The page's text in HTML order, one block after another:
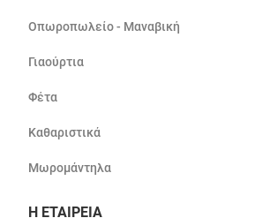
Οπωροπωλείο - Μαναβική
Γιαούρτια
Φέτα
Καθαριστικά
Μωρομάντηλα
Η ΕΤΑΙΡΕΙΑ